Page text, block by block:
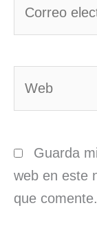
Guarda
web en este
que comente.